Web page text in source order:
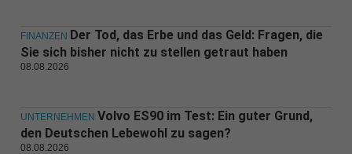
FINANZEN Der Tod, das Erbe und das Geld: Fragen, die
Sie sich bisher nicht zu stellen getraut haben
08.08.2026
UNTERNEHMEN Volvo ES90 im Test: Ein guter Grund,
den Deutschen Lebewohl zu sagen?
08.08.2026